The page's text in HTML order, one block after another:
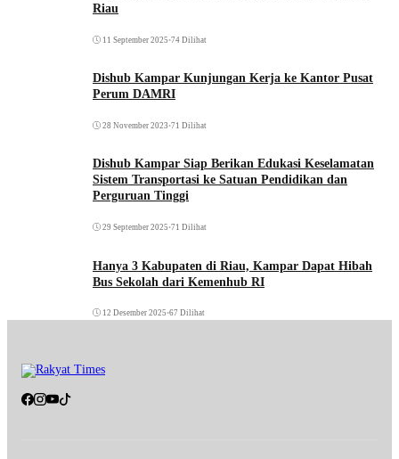
Riau
11 September 2025 •74 Dilihat
Dishub Kampar Kunjungan Kerja ke Kantor Pusat
Perum DAMRI
28 November 2023 •71 Dilihat
Dishub Kampar Siap Berikan Edukasi Keselamatan
Sistem Transportasi ke Satuan Pendidikan dan
Perguruan Tinggi
29 September 2025 •71 Dilihat
Hanya 3 Kabupaten di Riau, Kampar Dapat Hibah
Bus Sekolah dari Kemenhub RI
12 Desember 2025 •67 Dilihat